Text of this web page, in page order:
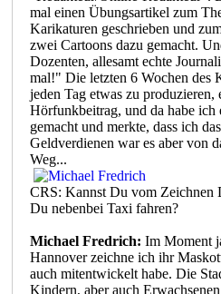
mal einen Übungsartikel zum
Karikaturen geschrieben und
zwei Cartoons dazu gemacht.
Dozenten, allesamt echte
mal!" Die letzten 6 Wochen des
jeden Tag etwas zu
Hörfunkbeitrag, und da habe ich
gemacht und merkte, dass ich
Geldverdienen war es aber von
Weg...
CRS: Kannst Du vom Zeichnen
Du nebenbei Taxi fahren?
Michael Fredrich: Im Moment
Hannover zeichne ich ihr
auch mitentwickelt habe. Die
Kindern, aber auch